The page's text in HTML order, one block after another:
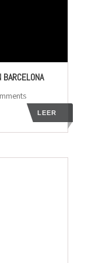
BARCELONA
LEER